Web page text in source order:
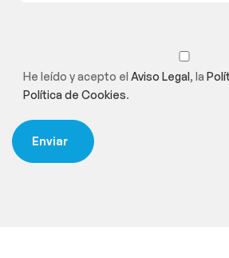
He leído y acepto el Aviso Legal, la
Política de Cookies.